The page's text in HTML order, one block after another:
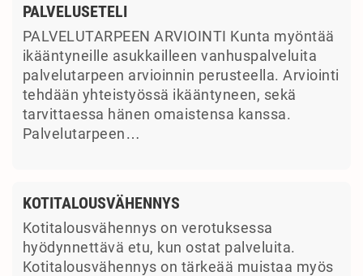
PALVELUSETELI
PALVELUTARPEEN ARVIOINTI Kunta myöntää
ikääntyneille asukkailleen vanhuspalveluita
palvelutarpeen arvioinnin perusteella. Arviointi
tehdään yhteistyössä ikääntyneen, sekä
tarvittaessa hänen omaistensa kanssa.
Palvelutarpeen…
KOTITALOUSVÄHENNYS
Kotitalousvähennys on verotuksessa
hyödynnettävä etu, kun ostat palveluita.
Kotitalousvähennys on tärkeää muistaa myös